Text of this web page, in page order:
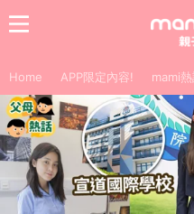
Home APP限定內容! mami熱